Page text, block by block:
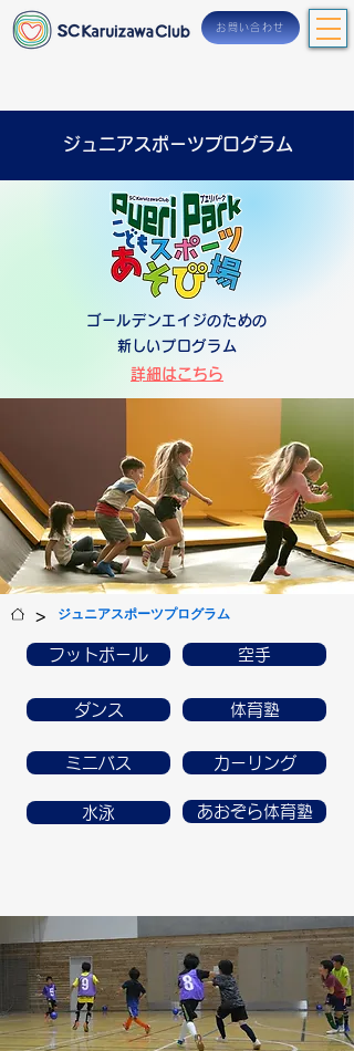
お問い合わせ
ジュニアスポーツプログラム
ゴールデンエイジのための
​新しいプログラム
​詳細はこちら
> ジュニアスポーツプログラム
フットボール 空手
ダンス 体育塾
ミニバス カーリング
水泳 あおぞら体育塾